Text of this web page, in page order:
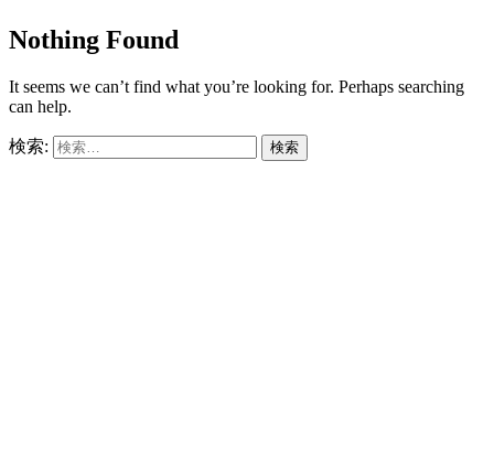
Nothing Found
It seems we can’t find what you’re looking for. Perhaps searching
can help.
検索: